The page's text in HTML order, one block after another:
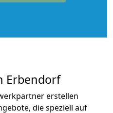
Erbendorf
erstellen
die speziell auf